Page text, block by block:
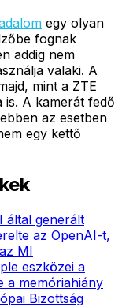
egy olyan
fognak
addig nem
valaki. A
mint a ZTE
is. A kamerát fedő
az esetben
egy kettő
által generált
az OpenAI-t,
MI
eszközei a
a memóriahiány
Bizottság